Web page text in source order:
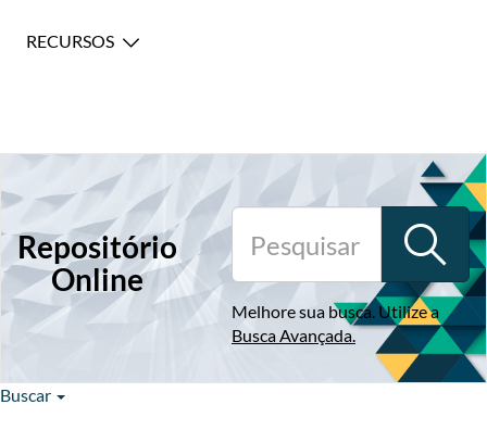
RECURSOS
Repositório
Online
Melhore sua busca. Utilize a
Busca Avançada.
Buscar